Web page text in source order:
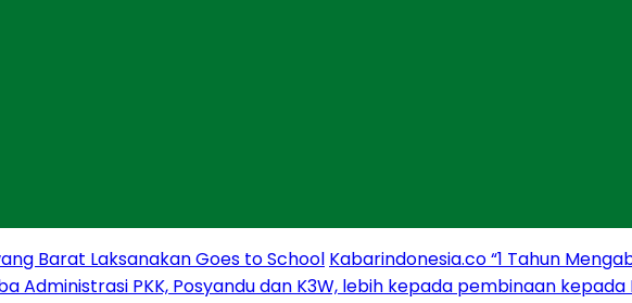
Barat Laksanakan Goes to School Kabarindonesia.co “1 Tahun
Administrasi PKK, Posyandu dan K3W, lebih kepada pembinaan